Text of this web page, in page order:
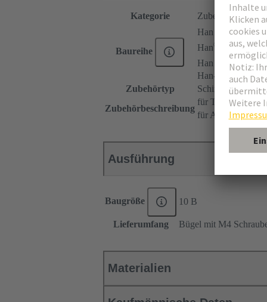
Kategorie Zubehör
Baureihe
Han E
Han®
EE
Han DD®
Han-Snap®
Zubehörtyp
Schirmbügel
Zubehörbeschreibung
für
für Anbaugehäuse
Ausführung
Baugröße 10 B
Lieferumfang Bügel mit M4
Materialien